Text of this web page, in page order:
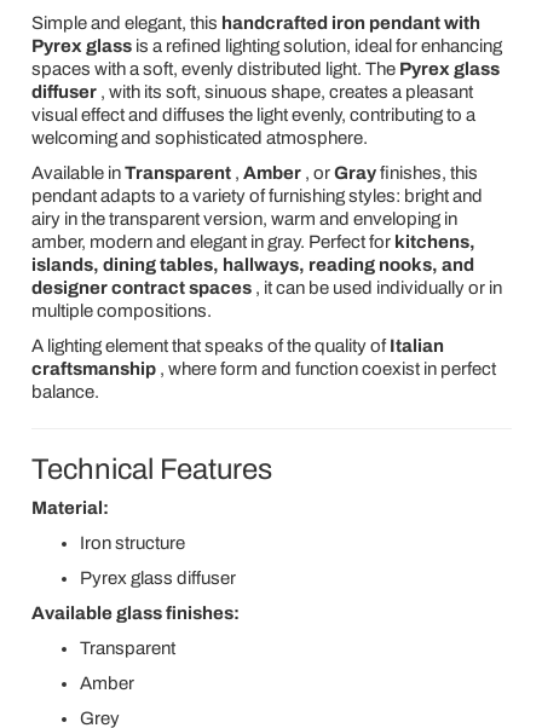
Simple and elegant, this handcrafted iron pendant with
Pyrex glassis a refined lighting solution, ideal for enhancing
spaces with a soft, evenly distributed light. The Pyrex glass
diffuser, with its soft, sinuous shape, creates a pleasant
visual effect and diffuses the light evenly, contributing to a
welcoming and sophisticated atmosphere.
Available inTransparent, Amber, orGrayfinishes, this
pendant adapts to a variety of furnishing styles: bright and
airy in the transparent version, warm and enveloping in
amber, modern and elegant in gray. Perfect for kitchens,
islands, dining tables, hallways, reading nooks, and
designer contract spaces, it can be used individually or in
multiple compositions.
A lighting element that speaks of the quality ofItalian
craftsmanship, where form and function coexist in perfect
balance.
Technical Features
Material:
Iron structure
Pyrex glass diffuser
Available glass finishes:
Transparent
Amber
Grey